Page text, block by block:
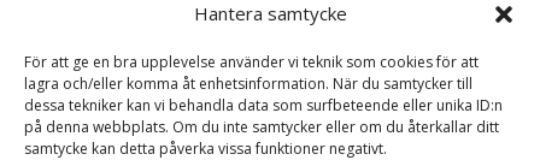
Hantera samtycke
För att ge en bra upplevelse använder vi teknik som cookies för att
lagra och/eller komma åt enhetsinformation. När du samtycker till
dessa tekniker kan vi behandla data som surfbeteende eller unika ID:n
på denna webbplats. Om du inte samtycker eller om du återkallar ditt
samtycke kan detta påverka vissa funktioner negativt.
Om oss
●Våra partners
●Sök jobb